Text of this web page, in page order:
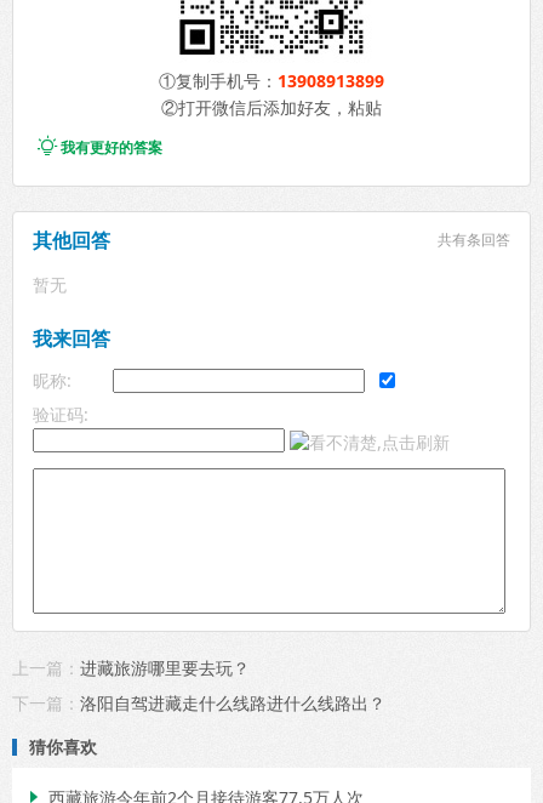
①复制手机号： 13908913899
②打开微信后添加好友，粘贴
我有更好的答案
其他回答 共有条回答
暂无
我来回答
昵称:
验证码:
上一篇： 进藏旅游哪里要去玩？
下一篇： 洛阳自驾进藏走什么线路进什么线路出？
猜你喜欢
 西藏旅游今年前2个月接待游客77.5万人次